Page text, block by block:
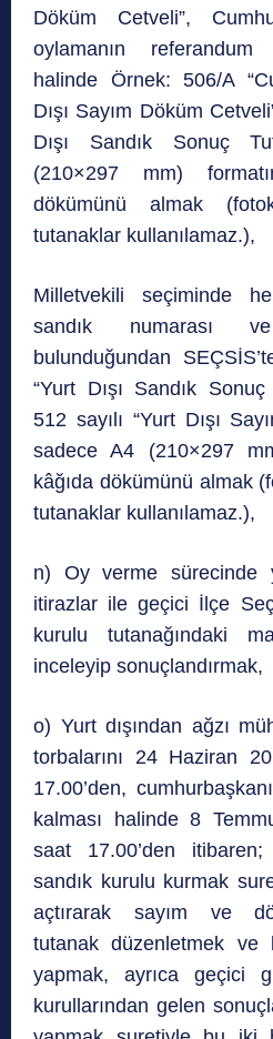
Döküm Cetveli”,
oylamanın referandum
halinde Örnek: 506/A
Dışı Sayım Döküm
Dışı Sandık Sonuç
(210×297 mm)
dökümünü almak
tutanaklar kullanılamaz.),
Milletvekili seçiminde
sandık numarası
bulunduğundan
“Yurt Dışı Sandık
512 sayılı “Yurt Dışı
sadece A4 (210×297
kâğıda dökümünü almak
tutanaklar kullanılamaz.),
n) Oy verme sürecinde
itirazlar ile geçici İlçe
kurulu tutanağındaki
inceleyip sonuçlandırmak,
o) Yurt dışından ağzı
torbalarını 24 Haziran
17.00’den,
kalması halinde 8
saat 17.00’den
sandık kurulu kurmak
açtırarak sayım ve
tutanak düzenletmek ve
yapmak, ayrıca geçici
kurullarından gelen